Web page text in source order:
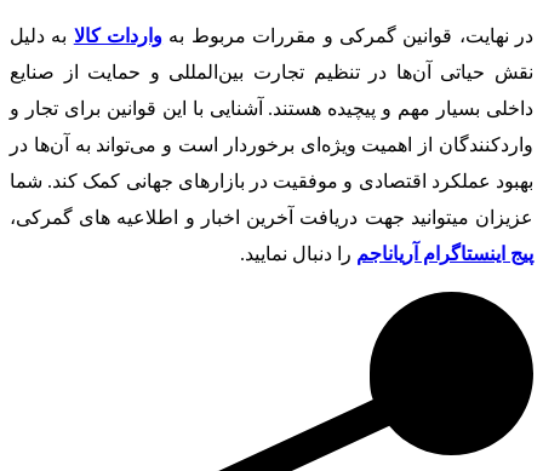
در نهایت، قوانین گمرکی و مقررات مربوط به واردات کالا به دلیل
نقش حیاتی آن‌ها در تنظیم تجارت بین‌المللی و حمایت از صنایع
داخلی بسیار مهم و پیچیده هستند. آشنایی با این قوانین برای تجار و
واردکنندگان از اهمیت ویژه‌ای برخوردار است و می‌تواند به آن‌ها در
بهبود عملکرد اقتصادی و موفقیت در بازارهای جهانی کمک کند. شما
عزیزان میتوانید جهت دریافت آخرین اخبار و اطلاعیه های گمرکی،
پیج اینستاگرام آریاناجم را دنبال نمایید.